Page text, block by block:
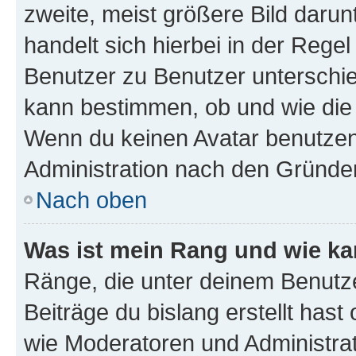
zweite, meist größere Bild
handelt sich hierbei in der
Benutzer zu Benutzer
kann bestimmen, ob und wie
Wenn du keinen Avatar
Administration nach den
Nach oben
Was ist mein Rang und wie
Ränge, die unter deinem
Beiträge du bislang erstellt
wie Moderatoren und